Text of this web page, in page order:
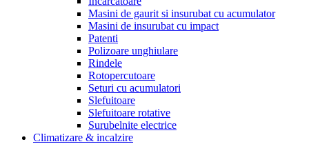
Masini de gaurit si insurubat cu acumulator
Masini de insurubat cu impact
Patenti
Polizoare unghiulare
Rindele
Rotopercutoare
Seturi cu acumulatori
Slefuitoare
Slefuitoare rotative
Surubelnite electrice
Climatizare & incalzire